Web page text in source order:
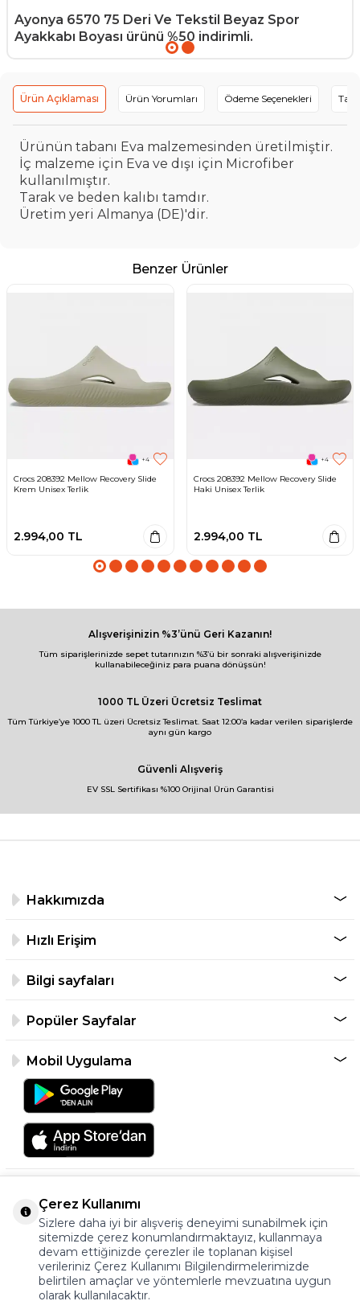
Ayonya 6570 75 Deri Ve Tekstil Beyaz Spor
Ayakkabı Boyası ürünü %50 indirimli.
Ürün Açıklaması Ürün Yorumları Ödeme Seçenekleri
Ürünün tabanı Eva malzemesinden üretilmiştir.
İç malzeme için Eva ve dışı için Microfiber
kullanılmıştır.
Tarak ve beden kalıbı tamdır.
Üretim yeri Almanya (DE)'dir.
Benzer Ürünler
+4
Crocs 208392 Mellow Recovery Slide
Krem Unisex Terlik
2.994,00 TL
+4
Crocs 208392 Mellow Recovery Slide
Haki Unisex Terlik
2.994,00 TL
Alışverişinizin %3’ünü Geri Kazanın!
Tüm siparişlerinizde sepet tutarınızın %3’ü bir sonraki alışverişinizde
kullanabileceğiniz para puana dönüşsün!
1000 TL Üzeri Ücretsiz Teslimat
Tüm Türkiye’ye 1000 TL üzeri Ücretsiz Teslimat. Saat 12:00’a kadar verilen siparişlerde
aynı gün kargo
Güvenli Alışveriş
EV SSL Sertifikası %100 Orijinal Ürün Garantisi
Hakkımızda
Hızlı Erişim
Bilgi sayfaları
Popüler Sayfalar
Mobil Uygulama
©2026 Tüm Hakkı Saklıdır.
ayakkabıonline.com
Çerez Kullanımı
Sizlere daha iyi bir alışveriş deneyimi sunabilmek için
sitemizde çerez konumlandırmaktayız, kullanmaya
devam ettiğinizde çerezler ile toplanan kişisel
verileriniz Çerez Kullanımı Bilgilendirmelerimizde
belirtilen amaçlar ve yöntemlerle mevzuatına uygun
olarak kullanılacaktır.